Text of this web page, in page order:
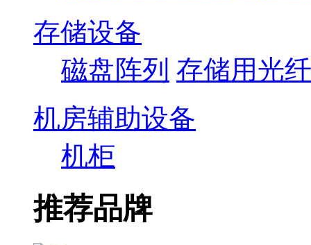
存储设备
磁盘阵列 存储用光
机房辅助设备
机柜
推荐品牌